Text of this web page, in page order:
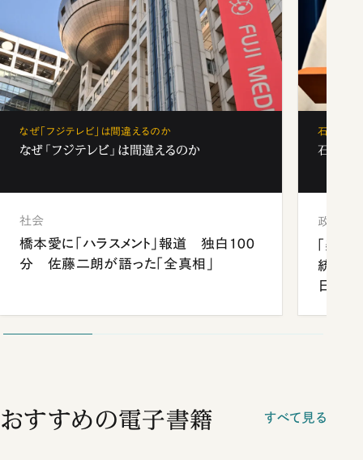
なぜ「フジテレビ」は間違えるのか
なぜ「フジテレビ」は間違えるのか
社会
橋本愛に「ハラスメント」報道 独白100
分 佐藤二朗が語った「全真相」
石破茂、
石破茂
政治
「楽し
統領と
日米
おすすめの電子書籍 すべて見る